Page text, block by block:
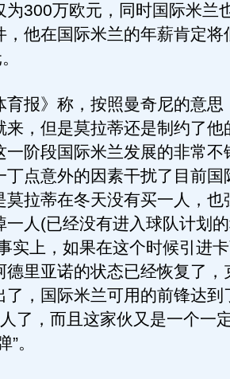
为300万欧元，同时国际米兰
，他在国际米兰的年薪肯定将
》称，按照曼奇尼的意思
来，但是莫拉蒂还是制约了他
一阶段国际米兰发展的非常不
丁点意外的因素干扰了目前国
莫拉蒂在冬天没有买一人，也
一人(已经没有进入球队计划
实上，如果在这个时候引进
德里亚诺的状态已经恢复了，
了，国际米兰可用的前锋达到
了，而且这家伙又是一个一
。